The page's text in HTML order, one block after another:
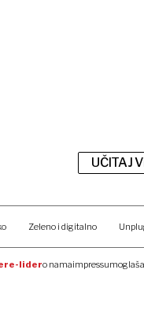
UČITAJ
Zeleno i digitalno
e-lidero namaimpressum